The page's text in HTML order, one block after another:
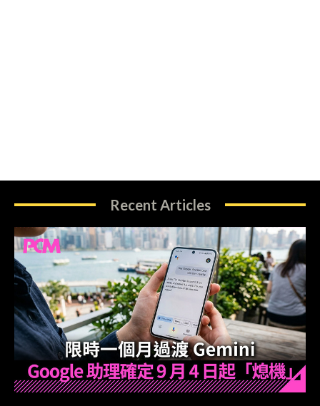
Recent Articles